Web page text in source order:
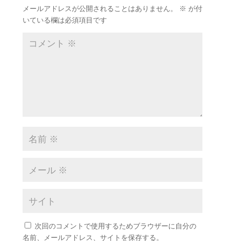
メールアドレスが公開されることはありません。 ※ が付
いている欄は必須項目です
次回のコメントで使用するためブラウザーに自分の
名前、メールアドレス、サイトを保存する。